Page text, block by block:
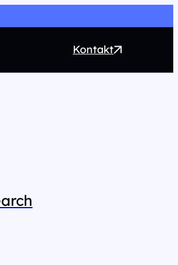
Kontakt